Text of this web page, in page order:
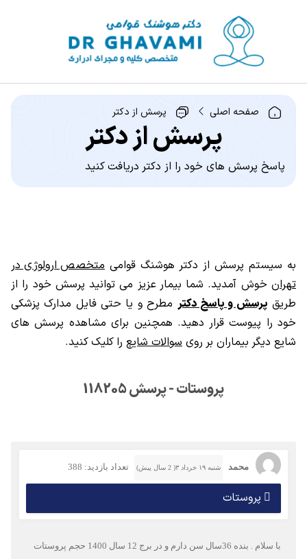
صفحه اصلی پرسش از دکتر
پرسش از دکتر
پاسخ پرسش های خود را از دکتر دریافت کنید
به سیستم پرسش از دکتر هوشنگ قوامی متخصص ارولوژی در
تهران خوش آمدید. شما بیمار عزیز می توانید پرسش خود را از
طریق پرسش و پاسخ دکتر مطرح و یا حتی فایل مدارک پزشکی
خود را پیوست قرار دهید. همچنین برای مشاهده پرسش های
شایع دیگر بیماران بر روی سوالات شایع را کلیک کنید.
پروستات - پرسش 118205
محمد شنبه ۱۹ خرداد ۳( 2 سال پیش) تعداد بازدید: 388
پروستات
با سلام . بنده 36سال سن دارم و در برج 12 سال 1400 حجم پروستات